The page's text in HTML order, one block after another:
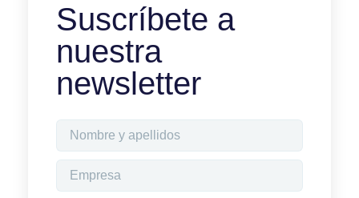
Suscríbete a
nuestra
newsletter